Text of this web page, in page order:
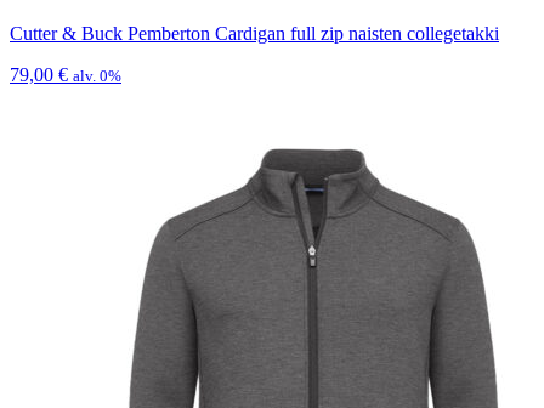
Cutter & Buck Pemberton Cardigan full zip naisten collegetakki
79,00 € alv. 0%